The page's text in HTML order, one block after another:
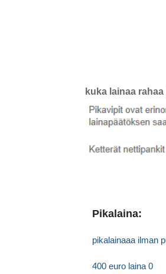
kuka lainaa
Pikalaina:
pikalainaaa ilman
400 euro laina 0